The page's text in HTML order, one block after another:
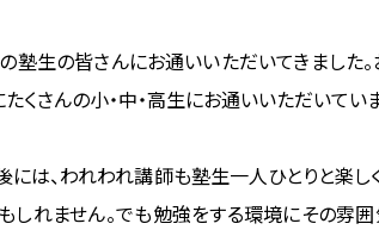
生の皆さんにお通いいただいてきました。
さんの小・中・高生にお通いいただいていま
は、われわれ講師も塾生一人ひとりと楽し
もしれません。でも勉強をする環境にその